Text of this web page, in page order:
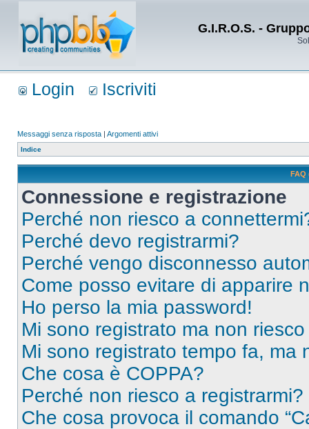
G.I.R.O.S. -
Login Iscriviti
Messaggi senza risposta | Argomenti attivi
Indice
FAQ
Connessione e registrazione
Perché non riesco a
Perché devo registrarmi?
Perché vengo disconnesso
Come posso evitare di apparire
Ho perso la mia password!
Mi sono registrato ma non
Mi sono registrato tempo fa, ma
Che cosa è COPPA?
Perché non riesco a registrarmi?
Che cosa provoca il comando